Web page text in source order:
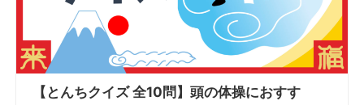
【とんちクイズ 全10問】頭の体操におすす